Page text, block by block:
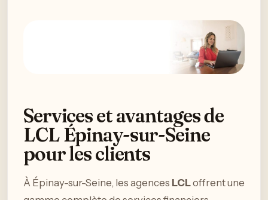
Services et avantages de
LCL Épinay-sur-Seine
pour les clients
À Épinay-sur-Seine, les agences LCLoffrent une